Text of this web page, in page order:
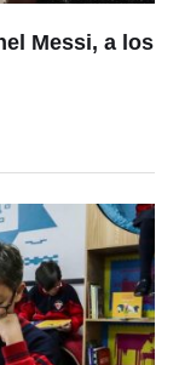
Messi, a los